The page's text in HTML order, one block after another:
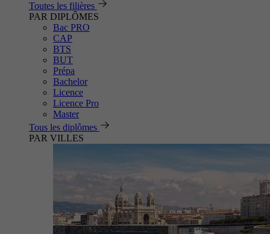
Toutes les filières
PAR DIPLÔMES
Bac PRO
CAP
BTS
BUT
Prépa
Bachelor
Licence
Licence Pro
Master
Tous les diplômes
PAR VILLES